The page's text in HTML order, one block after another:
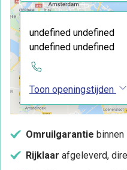
undefined undefined
undefined undefined
Toon openingstijden
Omruilgarantie binnen
Rijklaar afgeleverd,